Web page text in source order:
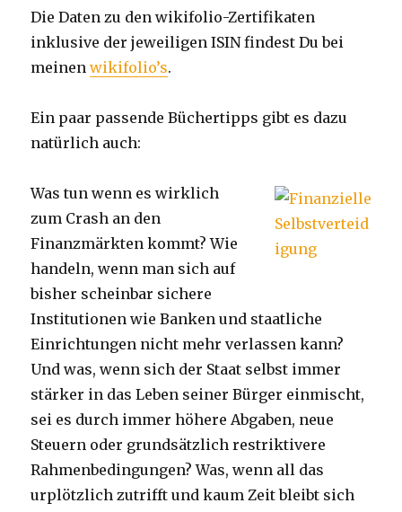
Die Daten zu den wikifolio-Zertifikaten
inklusive der jeweiligen ISIN findest Du bei
meinenwikifolio’s.
Ein paar passende Büchertipps gibt es dazu
natürlich auch:
Was tun wenn es wirklich
zum Crash an den
Finanzmärkten kommt? Wie
handeln, wenn man sich auf
bisher scheinbar sichere
Institutionen wie Banken und staatliche
Einrichtungen nicht mehr verlassen kann?
Und was, wenn sich der Staat selbst immer
stärker in das Leben seiner Bürger einmischt,
sei es durch immer höhere Abgaben, neue
Steuern oder grundsätzlich restriktivere
Rahmenbedingungen? Was, wenn all das
urplötzlich zutrifft und kaum Zeit bleibt sich